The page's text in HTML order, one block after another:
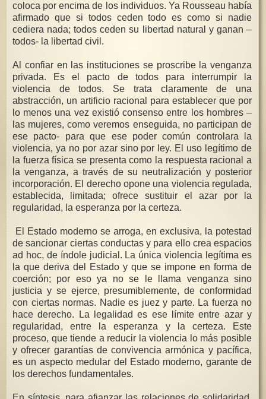
coloca por encima de los individuos. Ya Rousseau había
afirmado que si todos ceden todo es como si nadie
cediera nada; todos ceden su libertad natural y ganan –
todos- la libertad civil.
Al confiar en las instituciones se proscribe la venganza
privada. Es el pacto de todos para interrumpir la
violencia de todos. Se trata claramente de una
abstracción, un artificio racional para establecer que por
lo menos una vez existió consenso entre los hombres –
las mujeres, como veremos enseguida, no participan de
ese pacto- para que ese poder común controlara la
violencia, ya no por azar sino por ley. El uso legítimo de
la fuerza física se presenta como la respuesta racional a
la venganza, a través de su neutralización y posterior
incorporación. El derecho opone una violencia regulada,
establecida, limitada; ofrece sustituir el azar por la
regularidad, la esperanza por la certeza.
El Estado moderno se arroga, en exclusiva, la potestad
de sancionar ciertas conductas y para ello crea espacios
ad hoc, de índole judicial. La única violencia legítima es
la que deriva del Estado y que se impone en forma de
coerción; por eso ya no se le llama venganza sino
justicia y se ejerce, presumiblemente, de conformidad
con ciertas normas. Nadie es juez y parte. La fuerza no
hace derecho. La legalidad es ese límite entre azar y
regularidad, entre la esperanza y la certeza. Este
proceso, que tiende a reducir la violencia lo más posible
y ofrecer garantías de convivencia armónica y pacífica,
es un aspecto medular del Estado moderno, garante de
los derechos fundamentales.